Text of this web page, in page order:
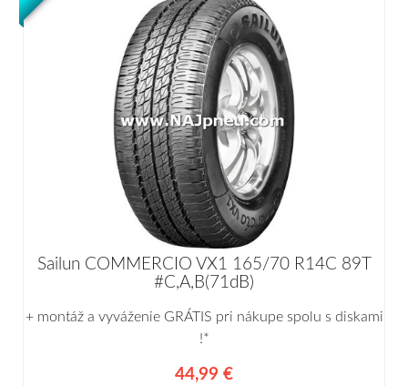
Sailun COMMERCIO VX1 165/70 R14C 89T
#C,A,B(71dB)
+ montáž a vyváženie GRÁTIS pri nákupe spolu s diskami
!*
44,99 €